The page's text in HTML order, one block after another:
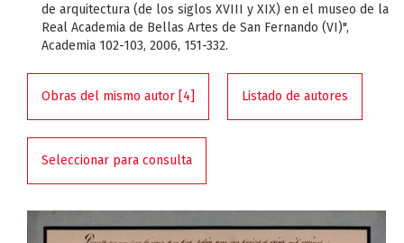
de arquitectura (de los siglos XVIII y XIX) en el museo de la
Real Academia de Bellas Artes de San Fernando (VI)",
Academia 102-103, 2006, 151-332.
Obras del mismo autor [4] Listado de autores
Seleccionar para consulta